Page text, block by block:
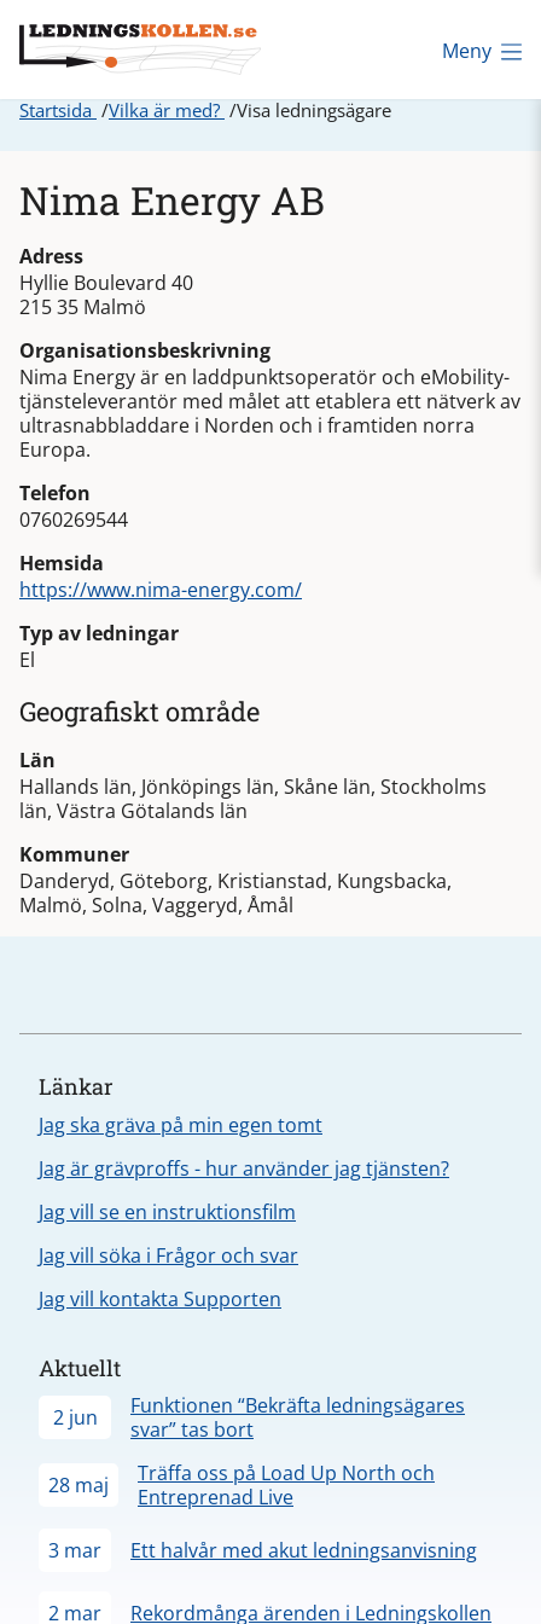
Meny
Startsida Vilka är med? Visa ledningsägare
Nima Energy AB
Adress
Hyllie Boulevard 40
215 35 Malmö
Organisationsbeskrivning
Nima Energy är en laddpunktsoperatör och eMobility-
tjänsteleverantör med målet att etablera ett nätverk av
ultrasnabbladdare i Norden och i framtiden norra
Europa.
Telefon
0760269544
Hemsida
https://www.nima-energy.com/
Typ av ledningar
El
Geografiskt område
Län
Hallands län, Jönköpings län, Skåne län, Stockholms
län, Västra Götalands län
Kommuner
Danderyd, Göteborg, Kristianstad, Kungsbacka,
Malmö, Solna, Vaggeryd, Åmål
Länkar
Jag ska gräva på min egen tomt
Jag är grävproffs - hur använder jag tjänsten?
Jag vill se en instruktionsfilm
Jag vill söka i Frågor och svar
Jag vill kontakta Supporten
Aktuellt
2 jun
Funktionen “Bekräfta ledningsägares
svar” tas bort
28 maj
Träffa oss på Load Up North och
Entreprenad Live
3 mar
Ett halvår med akut ledningsanvisning
2 mar Rekordmånga ärenden i Ledningskollen